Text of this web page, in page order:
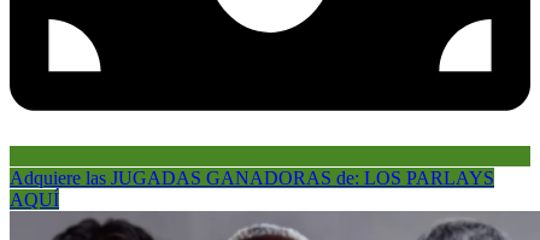
Adquiere las JUGADAS GANADORAS de: LOS PARLAYS
AQUÍ